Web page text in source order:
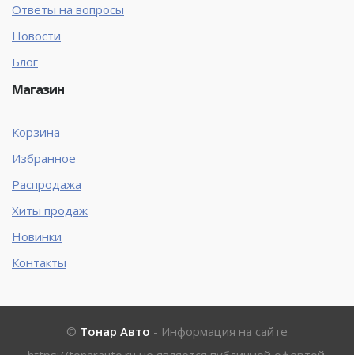
Ответы на вопросы
Новости
Блог
Магазин
Корзина
Избранное
Распродажа
Хиты продаж
Новинки
Контакты
© Тонар Авто - Информация на сайте